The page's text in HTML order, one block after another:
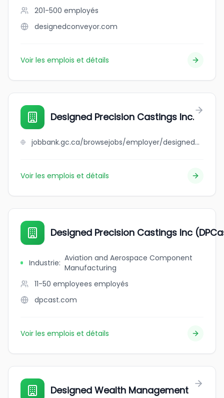
201-500 employés
designedconveyor.com
Voir les emplois et détails
Designed Precision Castings Inc.
jobbank.gc.ca/browsejobs/employer/designed+precision+castings+inc./ca
Voir les emplois et détails
Designed Precision Castings Inc
Industrie: Aviation and Aerospace Component
Manufacturing
11-50 employees employés
dpcast.com
Voir les emplois et détails
Designed Wealth Management